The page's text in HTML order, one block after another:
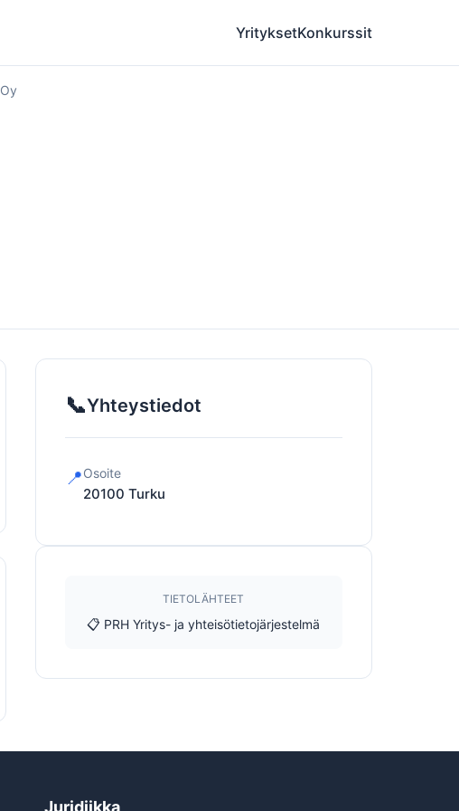
YrityksetKonkurssit
📞Yhteystiedot
📍Osoite
20100 Turku
TIETOLÄHTEET
📋 PRH Yritys- ja yhteisötietojärjestelmä
Juridiikka